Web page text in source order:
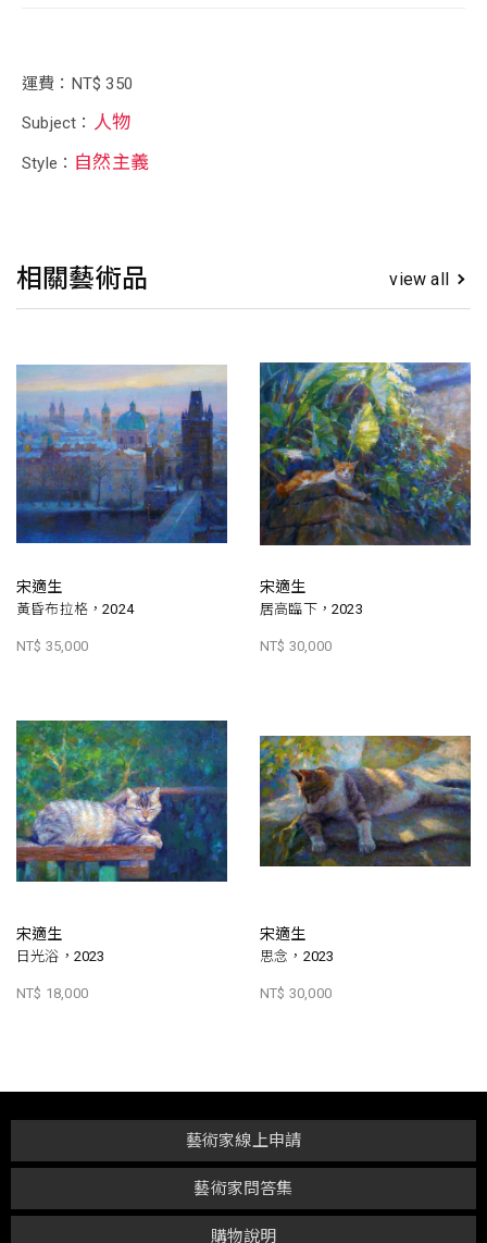
運費：NT$ 350
Subject： 人物
Style： 自然主義
相關藝術品 view all
宋適生
黃昏布拉格，2024
NT$ 35,000
宋適生
居高臨下，2023
NT$ 30,000
宋適生
日光浴，2023
NT$ 18,000
宋適生
思念，2023
NT$ 30,000
購物說明
藝術家問答集
藝術家線上申請